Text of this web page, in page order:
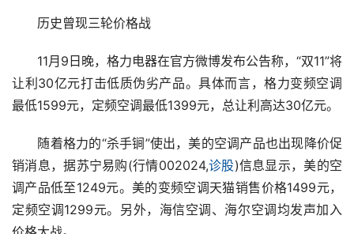
历史曾现三轮价格战
11月9日晚，格力电器在官方微博发布公告称，“双11”将
让利30亿元打击低质伪劣产品。具体而言，格力变频空调
最低1599元，定频空调最低1399元，总让利高达30亿元。
随着格力的“杀手锏”使出，美的空调产品也出现降价促
销消息，据苏宁易购(行情002024,诊股)信息显示，美的空
调产品低至1249元。美的变频空调天猫销售价格1499元，
定频空调1299元。另外，海信空调、海尔空调均发声加入